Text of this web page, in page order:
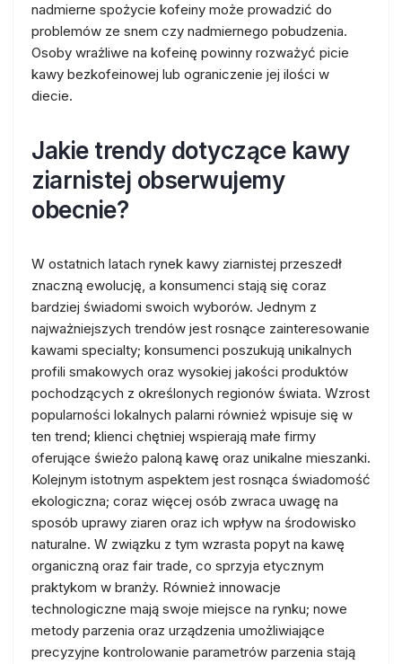
nadmierne spożycie kofeiny może prowadzić do
problemów ze snem czy nadmiernego pobudzenia.
Osoby wrażliwe na kofeinę powinny rozważyć picie
kawy bezkofeinowej lub ograniczenie jej ilości w
diecie.
Jakie trendy dotyczące kawy
ziarnistej obserwujemy
obecnie?
W ostatnich latach rynek kawy ziarnistej przeszedł
znaczną ewolucję, a konsumenci stają się coraz
bardziej świadomi swoich wyborów. Jednym z
najważniejszych trendów jest rosnące zainteresowanie
kawami specialty; konsumenci poszukują unikalnych
profili smakowych oraz wysokiej jakości produktów
pochodzących z określonych regionów świata. Wzrost
popularności lokalnych palarni również wpisuje się w
ten trend; klienci chętniej wspierają małe firmy
oferujące świeżo paloną kawę oraz unikalne mieszanki.
Kolejnym istotnym aspektem jest rosnąca świadomość
ekologiczna; coraz więcej osób zwraca uwagę na
sposób uprawy ziaren oraz ich wpływ na środowisko
naturalne. W związku z tym wzrasta popyt na kawę
organiczną oraz fair trade, co sprzyja etycznym
praktykom w branży. Również innowacje
technologiczne mają swoje miejsce na rynku; nowe
metody parzenia oraz urządzenia umożliwiające
precyzyjne kontrolowanie parametrów parzenia stają